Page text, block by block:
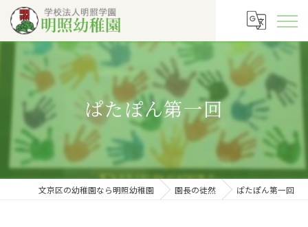
ぱたぽん第一回
文京区の幼稚園なら明照幼稚園 園長の徒然 ぱたぽん第一回